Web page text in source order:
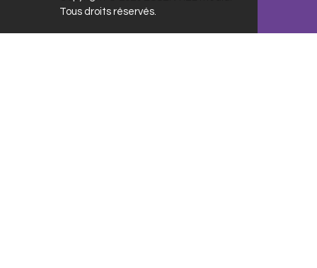
Tous droits réservés.